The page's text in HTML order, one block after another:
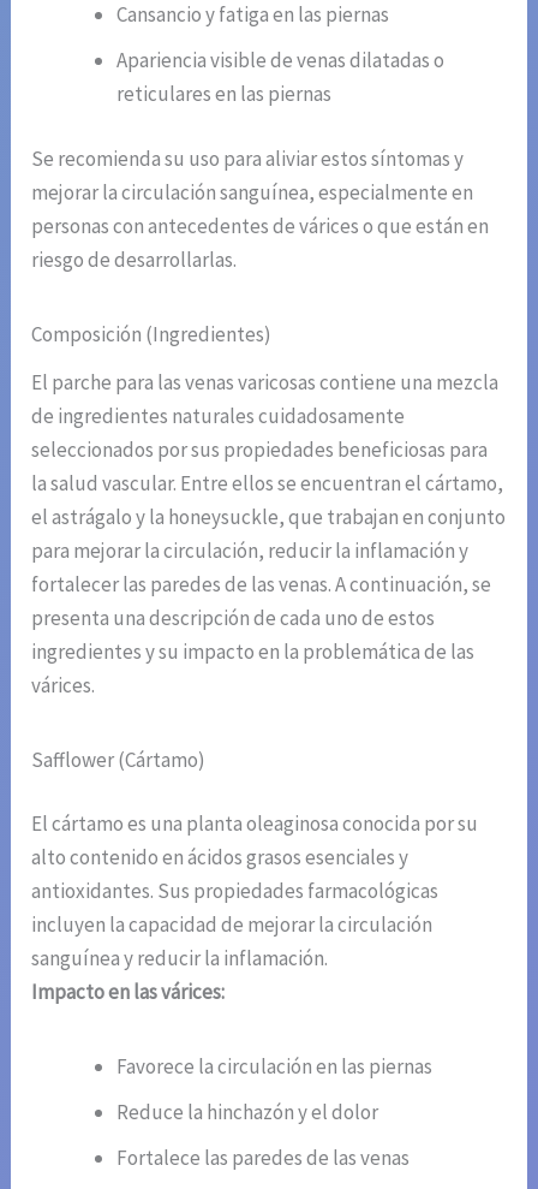
Cansancio y fatiga en las piernas
Apariencia visible de venas dilatadas o
reticulares en las piernas
Se recomienda su uso para aliviar estos síntomas y
mejorar la circulación sanguínea, especialmente en
personas con antecedentes de várices o que están en
riesgo de desarrollarlas.
Composición (Ingredientes)
El parche para las venas varicosas contiene una mezcla
de ingredientes naturales cuidadosamente
seleccionados por sus propiedades beneficiosas para
la salud vascular. Entre ellos se encuentran el cártamo,
el astrágalo y la honeysuckle, que trabajan en conjunto
para mejorar la circulación, reducir la inflamación y
fortalecer las paredes de las venas. A continuación, se
presenta una descripción de cada uno de estos
ingredientes y su impacto en la problemática de las
várices.
Safflower (Cártamo)
El cártamo es una planta oleaginosa conocida por su
alto contenido en ácidos grasos esenciales y
antioxidantes. Sus propiedades farmacológicas
incluyen la capacidad de mejorar la circulación
sanguínea y reducir la inflamación.
Impacto en las várices:
Favorece la circulación en las piernas
Reduce la hinchazón y el dolor
Fortalece las paredes de las venas